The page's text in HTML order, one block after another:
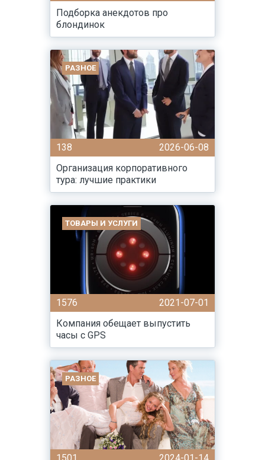
Подборка анекдотов про
блондинок
РАЗНОЕ
138
2026-06-08
Организация корпоративного
тура: лучшие практики
ТОВАРЫ И УСЛУГИ
1576
2021-07-01
Компания обещает выпустить
часы с GPS
РАЗНОЕ